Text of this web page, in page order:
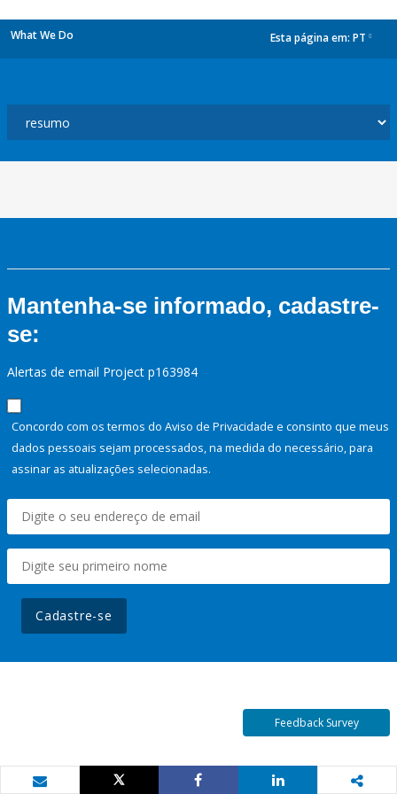
What We Do Esta página em: PT
Mantenha-se informado, cadastre-
se:
Alertas de email Project p163984
Concordo com os termos do Aviso de Privacidade e consinto que meus
dados pessoais sejam processados, na medida do necessário, para
assinar as atualizações selecionadas.
Cadastre-se
Feedback Survey